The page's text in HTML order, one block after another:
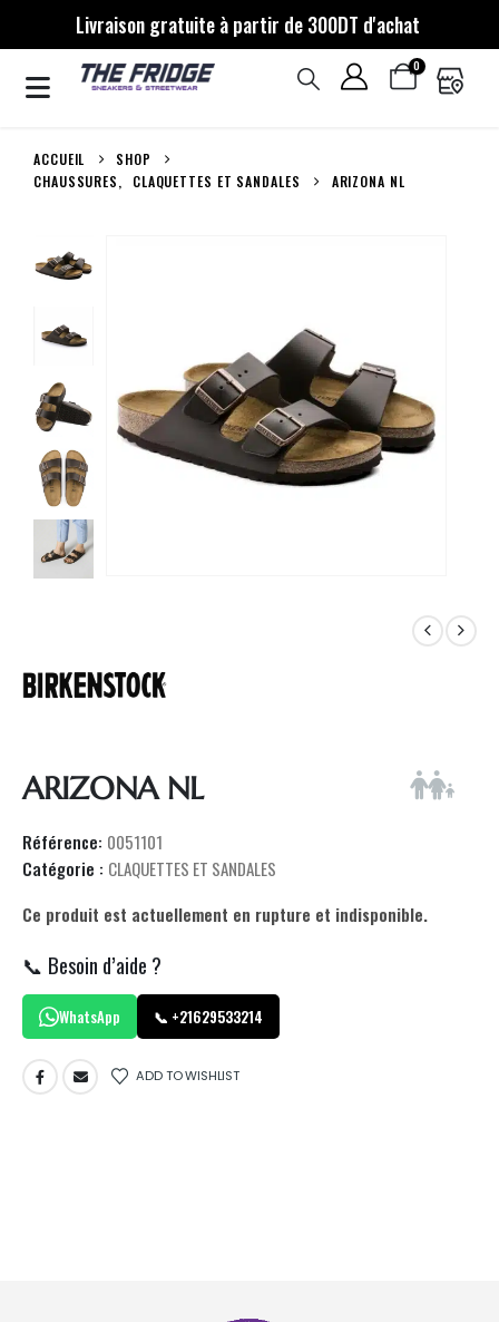
Livraison gratuite à partir de 300DT d'achat
0
ACCUEIL
SHOP
CHAUSSURES, CLAQUETTES ET SANDALES ARIZONA NL
ARIZONA NL
Référence: 0051101
Catégorie : CLAQUETTES ET SANDALES
Ce produit est actuellement en rupture et indisponible.
📞 Besoin d’aide ?
WhatsApp 📞 +21629533214
ADD TO WISHLIST